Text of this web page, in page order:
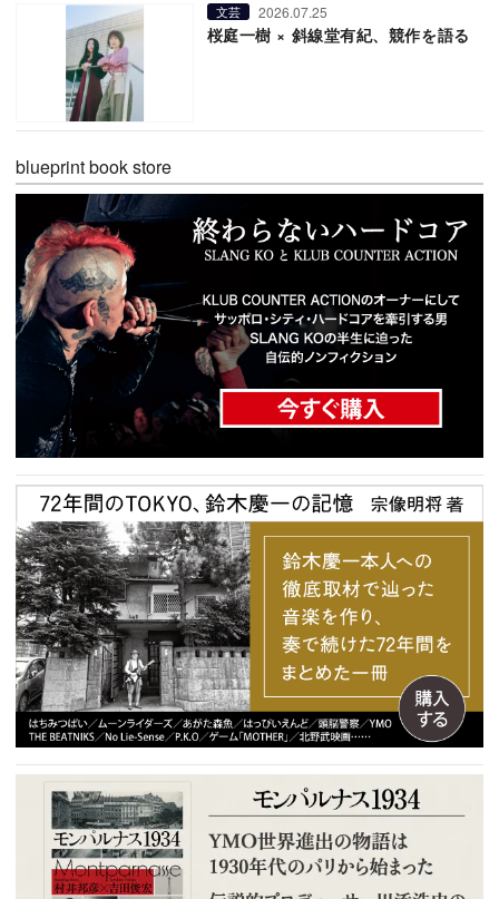
文芸 2026.07.25
桜庭一樹 × 斜線堂有紀、競作を語る
blueprint book store